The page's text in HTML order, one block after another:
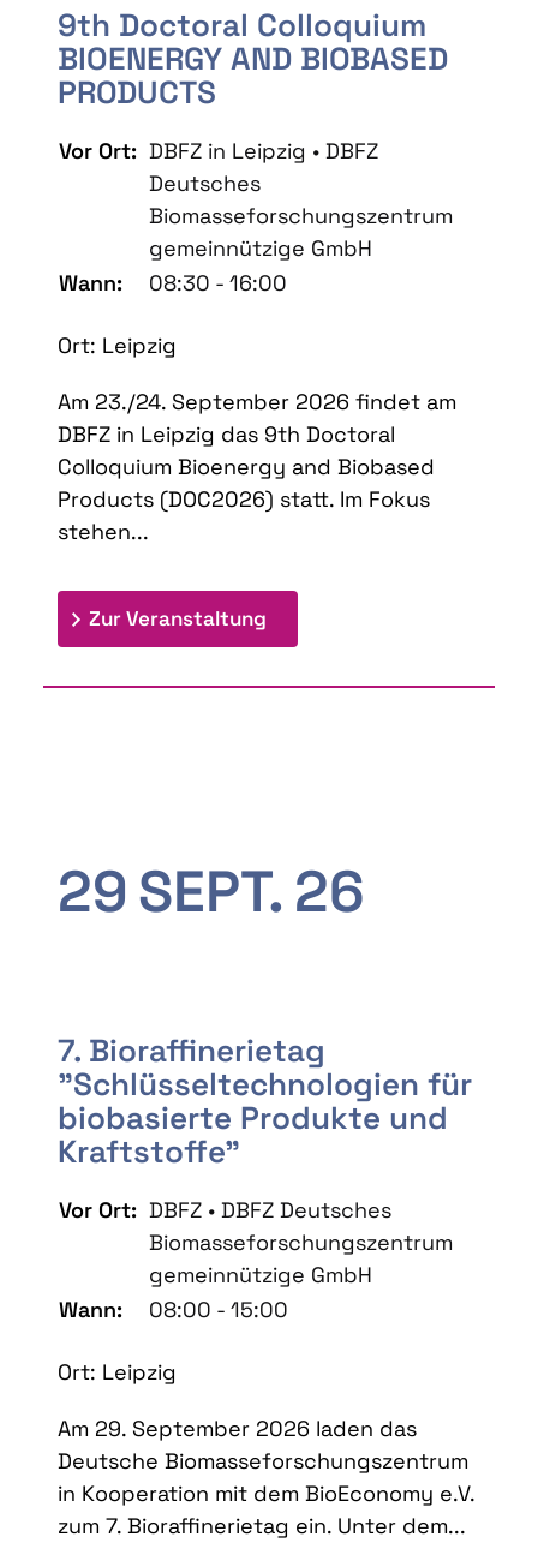
9th Doctoral Colloquium
BIOENERGY AND BIOBASED
PRODUCTS
Vor Ort: DBFZ in Leipzig • DBFZ
Deutsches
Biomasseforschungszentrum
gemeinnützige GmbH
Wann:
08:30 - 16:00
Ort: Leipzig
Am 23./24. September 2026 findet am
DBFZ in Leipzig das 9th Doctoral
Colloquium Bioenergy and Biobased
Products (DOC2026) statt. Im Fokus
stehen...
Zur Veranstaltung
29SEPT. 26
7. Bioraffinerietag
"Schlüsseltechnologien für
biobasierte Produkte und
Kraftstoffe"
Vor Ort: DBFZ • DBFZ Deutsches
Biomasseforschungszentrum
gemeinnützige GmbH
Wann:
08:00 - 15:00
Ort: Leipzig
Am 29. September 2026 laden das
Deutsche Biomasseforschungszentrum
in Kooperation mit dem BioEconomy e.V.
zum 7. Bioraffinerietag ein. Unter dem...